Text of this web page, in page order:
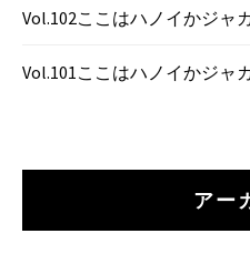
Vol.102ここはハノイかジャ
Vol.101ここはハノイかジャ
アー